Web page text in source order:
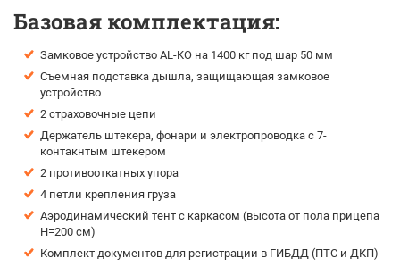
Базовая комплектация:
Замковое устройство AL-KO на 1400 кг под шар 50 мм
Съемная подставка дышла, защищающая замковое
устройство
2 страховочные цепи
Держатель штекера, фонари и электропроводка с 7-
контакнтым штекером
2 противооткатных упора
4 петли крепления груза
Аэродинамический тент с каркасом (высота от пола прицепа
H=200 см)
Комплект документов для регистрации в ГИБДД (ПТС и ДКП)